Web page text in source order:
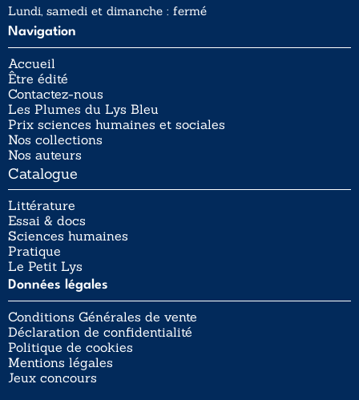
Lundi, samedi et dimanche : fermé
Navigation
Accueil
Être édité
Contactez-nous
Les Plumes du Lys Bleu
Prix sciences humaines et sociales
Nos collections
Nos auteurs
Catalogue
Littérature
Essai & docs
Sciences humaines
Pratique
Le Petit Lys
Données légales
Conditions Générales de vente
Déclaration de confidentialité
Politique de cookies
Mentions légales
Jeux concours